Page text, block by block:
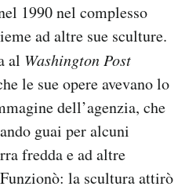
1990 nel complesso
ad altre sue sculture.
al Washington Post
le sue opere avevano lo
dell’agenzia, che
guai per alcuni
fredda e ad altre
la scultura attirò